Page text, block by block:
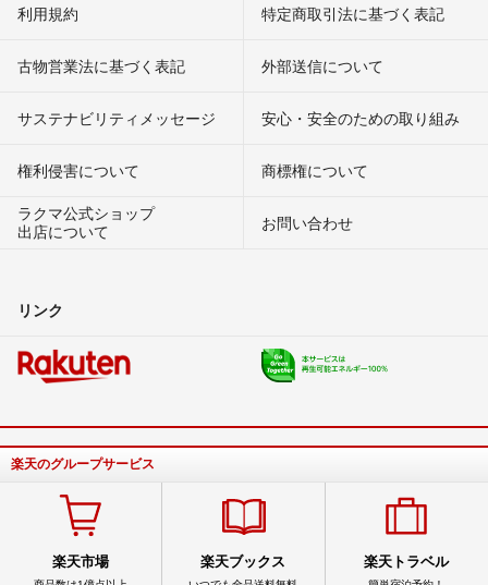
利用規約 特定商取引法に基づく表記
古物営業法に基づく表記 外部送信について
サステナビリティメッセージ 安心・安全のための取り組み
権利侵害について
商標権について
ラクマ公式ショップ
出店について
お問い合わせ
リンク
楽天のグループサービス
楽天市場 楽天ブックス 楽天トラベル